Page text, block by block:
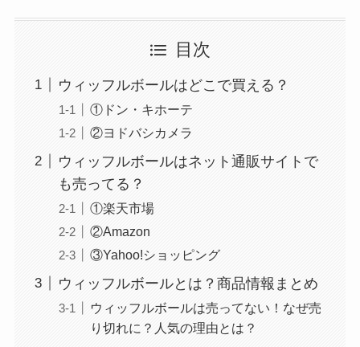
目次
ウィッフルボールはどこで買える？
①ドン・キホーテ
②ヨドバシカメラ
ウィッフルボールはネット通販サイトで
も売ってる？
①楽天市場
②Amazon
③Yahoo!ショッピング
ウィッフルボールとは？商品情報まとめ
ウィッフルボールは売ってない！なぜ売
り切れに？人気の理由とは？